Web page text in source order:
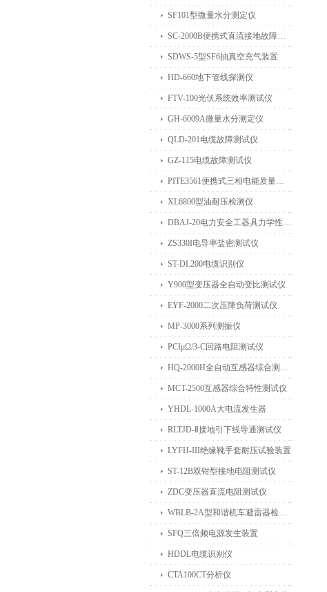
SF101型微量水分测定仪
SC-2000B便携式直流接地故障检测仪
SDWS-5型SF6抽真空充气装置
HD-660地下管线探测仪
FTV-100光伏系统效率测试仪
GH-6009A微量水分测定仪
QLD-201电缆故障测试仪
GZ-115电缆故障测试仪
PITE3561便携式三相电能质量分析仪
XL6800型油耐压检测仪
DBAJ-20电力安全工器具力学性能试验机
ZS330I电导率盐密测试仪
ST-DL200电缆识别仪
Y900型变压器全自动变比测试仪
EYF-2000二次压降负荷测试仪
MP-3000系列测振仪
PCIμΩ/3-C回路电阻测试仪
HQ-2000H全自动互感器综合测试仪
MCT-2500互感器综合特性测试仪
YHDL-1000A大电流发生器
RLTJD-Ⅱ接地引下线导通测试仪
LYFH-III绝缘靴手套耐压试验装置
ST-12B双钳型接地电阻测试仪
ZDC变压器直流电阻测试仪
WBLB-2A型和谐机车避雷器检测仪
SFQ三倍频电源发生装置
HDDL电缆识别仪
CTA100CT分析仪